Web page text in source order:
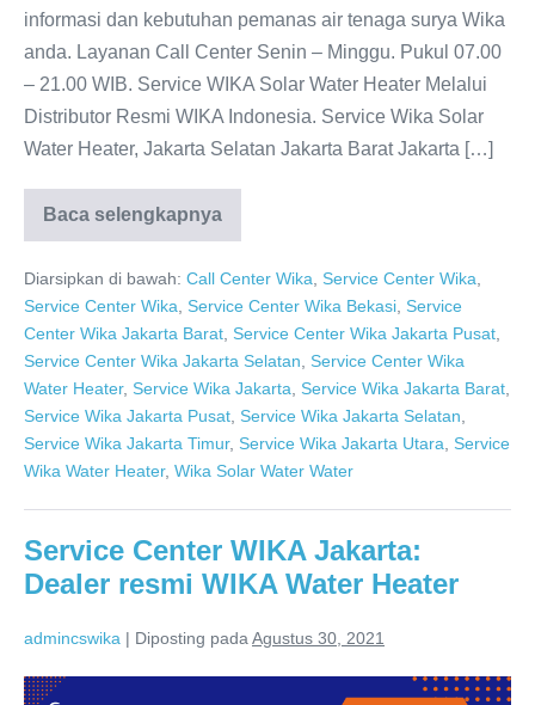
informasi dan kebutuhan pemanas air tenaga surya Wika
anda. Layanan Call Center Senin – Minggu. Pukul 07.00
– 21.00 WIB. Service WIKA Solar Water Heater Melalui
Distributor Resmi WIKA Indonesia. Service Wika Solar
Water Heater, Jakarta Selatan Jakarta Barat Jakarta […]
Baca selengkapnya
WIKA
Solar
Heater
0811-
611-
457
Dealer
Diarsipkan di bawah: Call Center Wika Service Center Wika
Service Center Wika
Service Center Wika Bekasi Service
Center Wika Jakarta Barat Service Center Wika Jakarta Pusat
Service Center Wika Jakarta Selatan
Service Center Wika
Water Heater, Service Wika Jakarta Service Wika Jakarta Barat
Service Wika Jakarta Pusat Service Wika Jakarta Selatan
Service Wika Jakarta Timur, Service Wika Jakarta Utara
Service
Wika Water Heater, Wika Solar Water Water
Service Center WIKA Jakarta:
Dealer resmi WIKA Water Heater
admincswika | Diposting pada Agustus 30, 2021
Service